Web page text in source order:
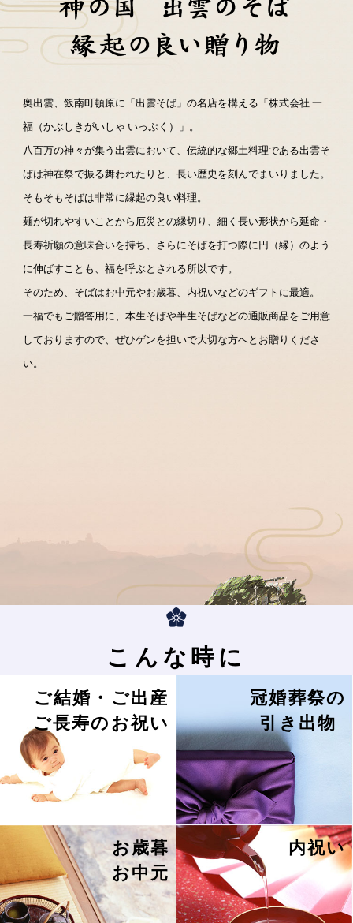
奥出雲、飯南町頓原に「出雲そば」の名店を構える「株式会社 一
福（かぶしきがいしゃ いっぷく）」。
八百万の神々が集う出雲において、伝統的な郷土料理である出雲そ
ばは神在祭で振る舞われたりと、長い歴史を刻んでまいりました。
そもそもそばは非常に縁起の良い料理。
麺が切れやすいことから厄災との縁切り、細く長い形状から延命・
長寿祈願の意味合いを持ち、さらにそばを打つ際に円（縁）のよう
に伸ばすことも、福を呼ぶとされる所以です。
そのため、そばはお中元やお歳暮、内祝いなどのギフトに最適。
一福でもご贈答用に、本生そばや半生そばなどの通販商品をご用意
しておりますので、ぜひゲンを担いで大切な方へとお贈りくださ
い。
こんな時に
ご結婚・ご出産
ご長寿のお祝い
冠婚葬祭の
引き出物
お歳暮
お中元
内祝い